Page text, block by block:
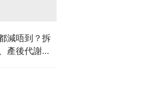
減唔到？拆
產後代謝、